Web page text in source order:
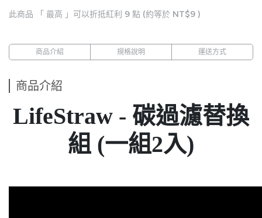
此商品 「 最高 」可以折抵紅利 9 點 (約等於 NT$9 )
商品介紹 規格說明 運送方式
商品介紹
LifeStraw - 碳過濾替換
組 (一組2入)